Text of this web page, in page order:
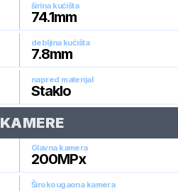
širina kućišta
74.1mm
debljina kućišta
7.8mm
napred materijal
Staklo
KAMERE
Glavna kamera
200MPx
Širokougaona kamera